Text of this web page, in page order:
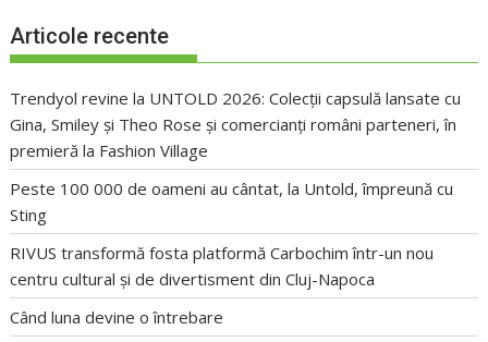
Articole recente
Trendyol revine la UNTOLD 2026: Colecții capsulă lansate cu
Gina, Smiley și Theo Rose și comercianți români parteneri, în
premieră la Fashion Village
Peste 100 000 de oameni au cântat, la Untold, împreună cu
Sting
RIVUS transformă fosta platformă Carbochim într-un nou
centru cultural și de divertisment din Cluj-Napoca
Când luna devine o întrebare